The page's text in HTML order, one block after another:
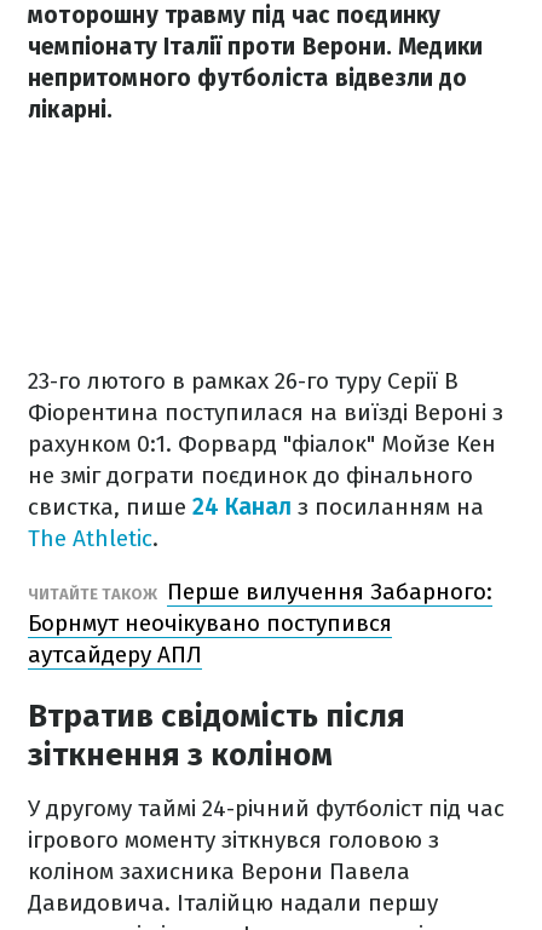
моторошну травму під час поєдинку
чемпіонату Італії проти Верони. Медики
непритомного футболіста відвезли до
лікарні.
23-го лютого в рамках 26-го туру Серії В
Фіорентина поступилася на виїзді Вероні з
рахунком 0:1. Форвард "фіалок" Мойзе Кен
не зміг дограти поєдинок до фінального
свистка, пише 24 Канал з посиланням на
The Athletic.
ЧИТАЙТЕ ТАКОЖ
Перше вилучення Забарного:
Борнмут неочікувано поступився
аутсайдеру АПЛ
Втратив свідомість після
зіткнення з коліном
У другому таймі 24-річний футболіст під час
ігрового моменту зіткнувся головою з
коліном захисника Верони Павела
Давидовича. Італійцю надали першу